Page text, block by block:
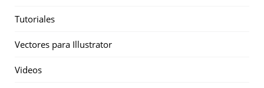
Tutoriales
Vectores para Illustrator
Videos